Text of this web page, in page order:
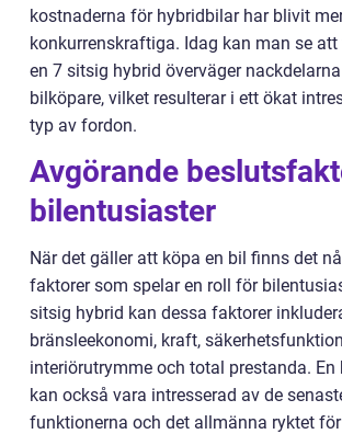
kostnaderna för hybridbilar har blivit
konkurrenskraftiga. Idag kan man se
en 7 sitsig hybrid överväger
bilköpare, vilket resulterar i ett ökat
typ av fordon.
Avgörande
bilentusiaster
När det gäller att köpa en bil finns det
faktorer som spelar en roll för
sitsig hybrid kan dessa faktorer
bränsleekonomi, kraft,
interiörutrymme och total prestanda.
kan också vara intresserad av de
funktionerna och det allmänna ryktet